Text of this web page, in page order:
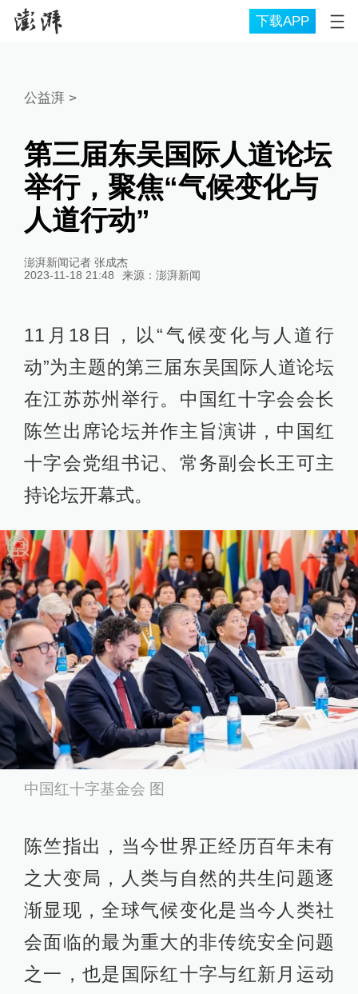
下载APP
公益湃 >
第三届东吴国际人道论坛
举行，聚焦“气候变化与
人道行动”
澎湃新闻记者 张成杰
2023-11-18 21:48
来源： 澎湃新闻
11月18日，以“气候变化与人道行
动”为主题的第三届东吴国际人道论坛
在江苏苏州举行。中国红十字会会长
陈竺出席论坛并作主旨演讲，中国红
十字会党组书记、常务副会长王可主
持论坛开幕式。
中国红十字基金会 图
陈竺指出，当今世界正经历百年未有
之大变局，人类与自然的共生问题逐
渐显现，全球气候变化是当今人类社
会面临的最为重大的非传统安全问题
之一，也是国际红十字与红新月运动